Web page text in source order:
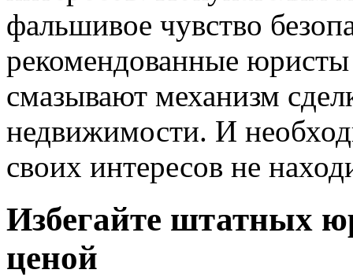
фальшивое чувство
рекомендованные юристы
смазывают механизм
недвижимости. И
своих интересов не
Избегайте штатных
ценой